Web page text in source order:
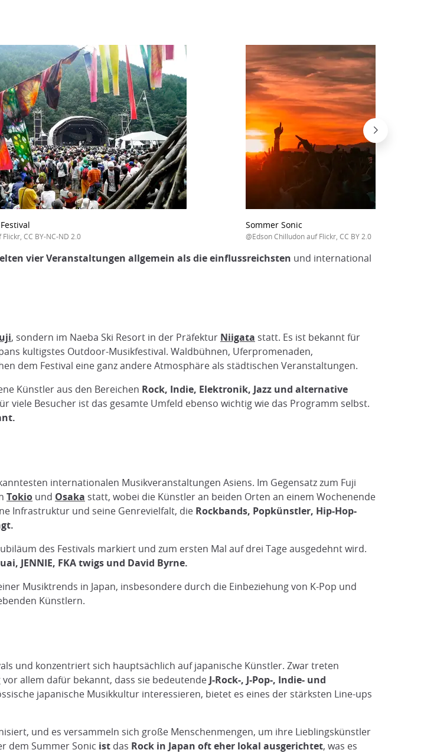
CC BY-NC-ND 2.0
Sommer Sonic
@Edson Chilludon auf Flickr, CC BY 2.0
vier Veranstaltungen allgemein als die einflussreichsten und international
, sondern im Naeba Ski Resort in der Präfektur Niigata statt. Es ist bekannt für
kultigstes Outdoor-Musikfestival. Waldbühnen, Uferpromenaden,
dem Festival eine ganz andere Atmosphäre als städtischen Veranstaltungen.
Künstler aus den Bereichen Rock, Indie, Elektronik, Jazz und alternative
viele Besucher ist das gesamte Umfeld ebenso wichtig wie das Programm selbst.
internationalen Musikveranstaltungen Asiens. Im Gegensatz zum Fuji
Tokio und Osaka statt, wobei die Künstler an beiden Orten an einem Wochenende
Infrastruktur und seine Genrevielfalt, die Rockbands, Popkünstler, Hip-Hop-
des Festivals markiert und zum ersten Mal auf drei Tage ausgedehnt wird.
JENNIE, FKA twigs und David Byrne.
Musiktrends in Japan, insbesondere durch die Einbeziehung von K-Pop und
Künstlern.
und konzentriert sich hauptsächlich auf japanische Künstler. Zwar treten
allem dafür bekannt, dass sie bedeutende J-Rock-, J-Pop-, Indie- und
japanische Musikkultur interessieren, bietet es eines der stärksten Line-ups
und es versammeln sich große Menschenmengen, um ihre Lieblingskünstler
dem Summer Sonic ist das Rock in Japan oft eher lokal ausgerichtet, was es